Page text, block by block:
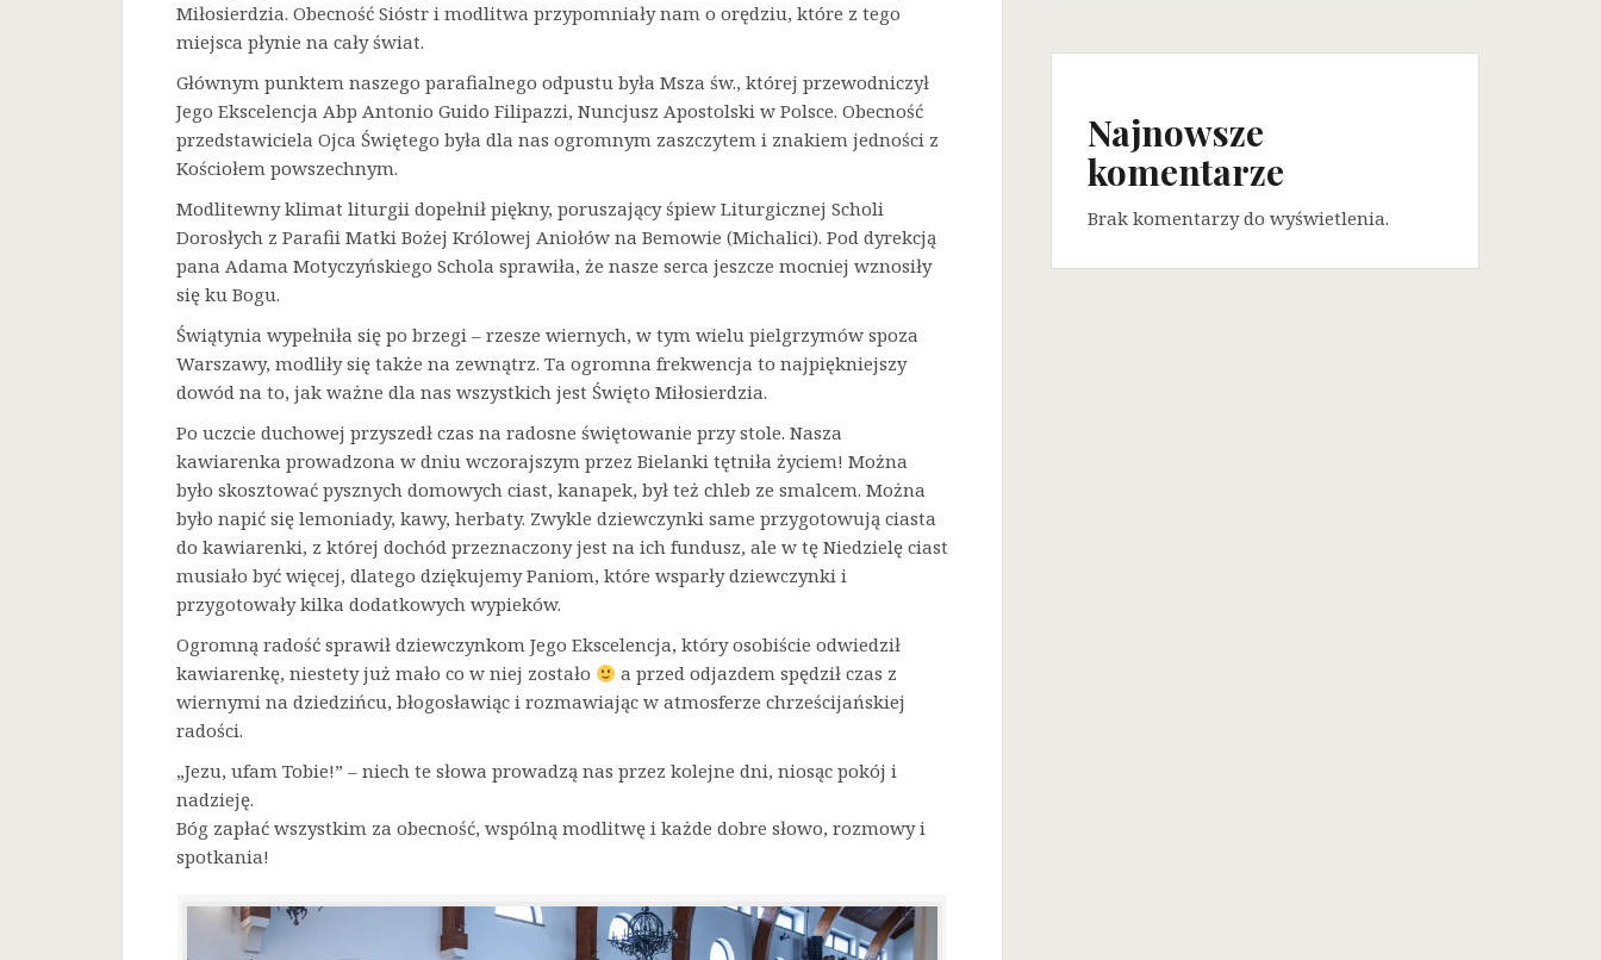
Miłosierdzia. Obecność Sióstr i modlitwa przypomniały nam o orędziu, które z tego
miejsca płynie na cały świat.
Głównym punktem naszego parafialnego odpustu była Msza św., której przewodniczył
Jego Ekscelencja Abp Antonio Guido Filipazzi, Nuncjusz Apostolski w Polsce. Obecność
przedstawiciela Ojca Świętego była dla nas ogromnym zaszczytem i znakiem jedności z
Kościołem powszechnym.
Modlitewny klimat liturgii dopełnił piękny, poruszający śpiew Liturgicznej Scholi
Dorosłych z Parafii Matki Bożej Królowej Aniołów na Bemowie (Michalici). Pod dyrekcją
pana Adama Motyczyńskiego Schola sprawiła, że nasze serca jeszcze mocniej wznosiły
się ku Bogu.
Świątynia wypełniła się po brzegi – rzesze wiernych, w tym wielu pielgrzymów spoza
Warszawy, modliły się także na zewnątrz. Ta ogromna frekwencja to najpiękniejszy
dowód na to, jak ważne dla nas wszystkich jest Święto Miłosierdzia.
Po uczcie duchowej przyszedł czas na radosne świętowanie przy stole. Nasza
kawiarenka prowadzona w dniu wczorajszym przez Bielanki tętniła życiem! Można
było skosztować pysznych domowych ciast, kanapek, był też chleb ze smalcem. Można
było napić się lemoniady, kawy, herbaty. Zwykle dziewczynki same przygotowują ciasta
do kawiarenki, z której dochód przeznaczony jest na ich fundusz, ale w tę Niedzielę ciast
musiało być więcej, dlatego dziękujemy Paniom, które wsparły dziewczynki i
przygotowały kilka dodatkowych wypieków.
Ogromną radość sprawił dziewczynkom Jego Ekscelencja, który osobiście odwiedził
kawiarenkę, niestety już mało co w niej zostało
a przed odjazdem spędził czas z
wiernymi na dziedzińcu, błogosławiąc i rozmawiając w atmosferze chrześcijańskiej
radości.
„Jezu, ufam Tobie!” – niech te słowa prowadzą nas przez kolejne dni, niosąc pokój i
nadzieję.
Bóg zapłać wszystkim za obecność, wspólną modlitwę i każde dobre słowo, rozmowy i
spotkania!
Najnowsze
komentarze
Brak komentarzy do wyświetlenia.